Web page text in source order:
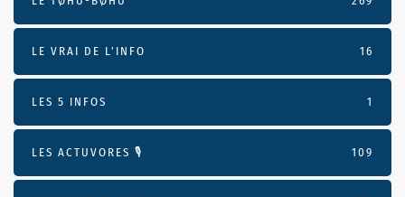
LE VRAI DE L’INFO 16
LES 5 INFOS 1
LES ACTUVORES 🎙 109